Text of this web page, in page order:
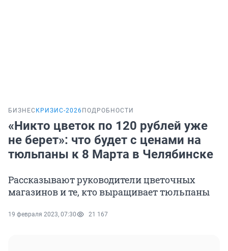
БИЗНЕС КРИЗИС-2026 ПОДРОБНОСТИ
«Никто цветок по 120 рублей уже
не берет»: что будет с ценами на
тюльпаны к 8 Марта в Челябинске
Рассказывают руководители цветочных
магазинов и те, кто выращивает тюльпаны
19 февраля 2023, 07:30 21 167